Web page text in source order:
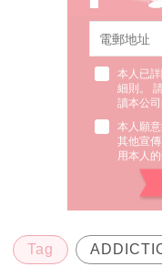
本人已
細則。
讀本公司
本人願
其他宣
用本人
Tag